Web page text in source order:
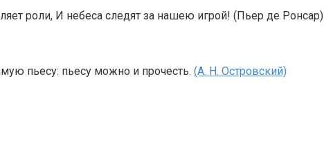
роли, И небеса следят за нашею игрой! (Пьер де Ронсар)
пьесу: пьесу можно и прочесть. (А. Н. Островский)